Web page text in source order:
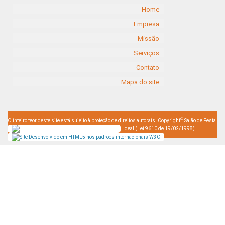
Home
Empresa
Missão
Serviços
Contato
Mapa do site
O inteiro teor deste site está sujeito à proteção de direitos autorais. Copyright© Salão de Festa
Ideal (Lei 9610 de 19/02/1998)